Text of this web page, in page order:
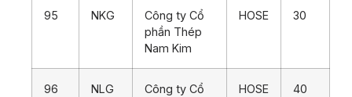
95 NKG
Công ty Cổ
phần Thép
Nam Kim
HOSE 30
96 NLG
Công ty Cổ
HOSE 40